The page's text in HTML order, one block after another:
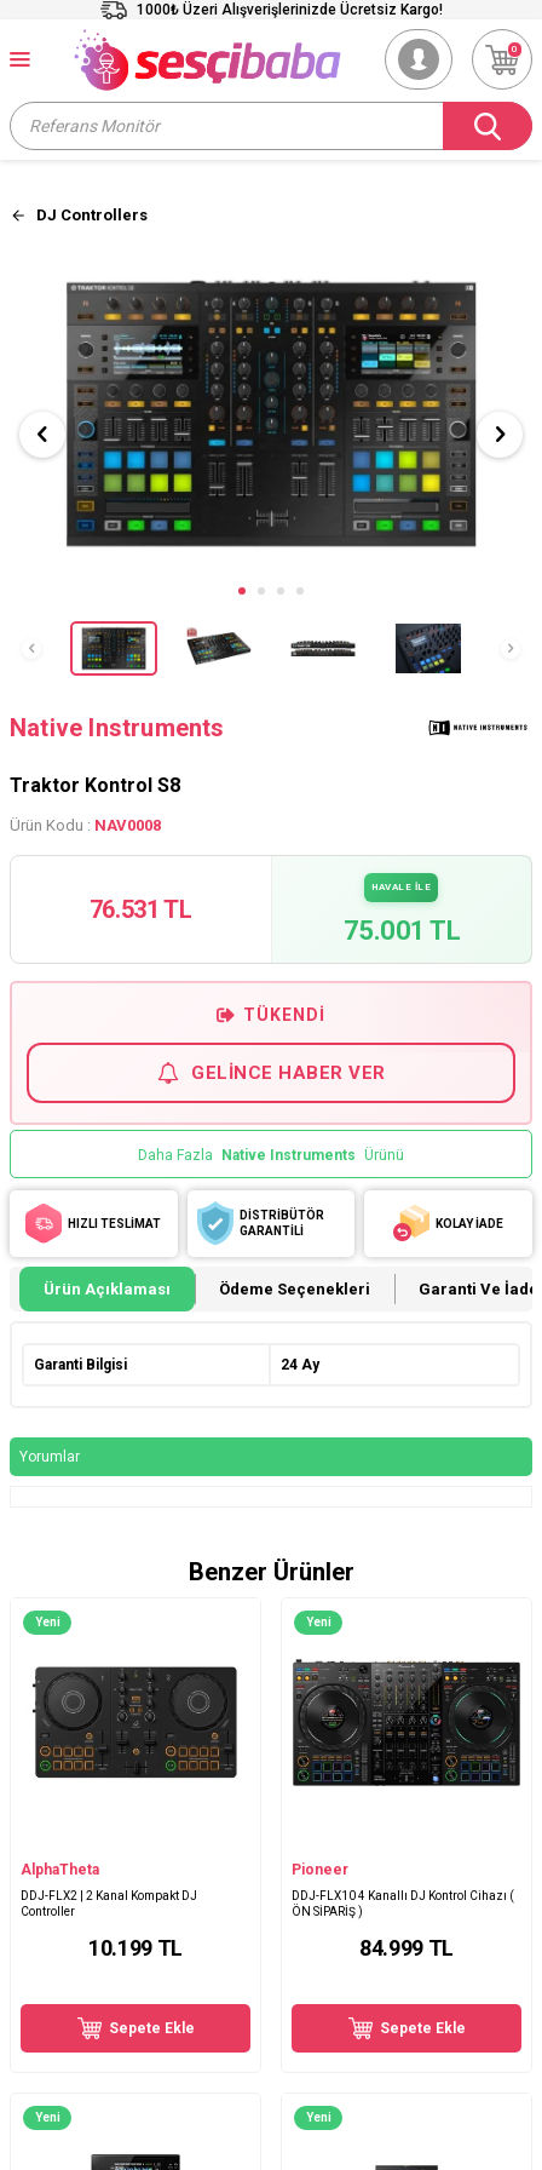
1000₺ Üzeri Alışverişlerinizde Ücretsiz Kargo!
0
DJ Controllers
Native Instruments
Traktor Kontrol S8
Ürün Kodu : NAV0008
76.531 TL
HAVALE İLE
75.001 TL
TÜKENDI
GELINCE HABER VER
Daha Fazla Native Instruments Ürünü
HIZLI TESLİMAT
DİSTRİBÜTÖR
GARANTİLİ
KOLAY İADE
Ürün Açıklaması Ödeme Seçenekleri Garanti Ve İade
Garanti Bilgisi 24 Ay
Yorumlar
Benzer Ürünler
Yeni
AlphaTheta
DDJ-FLX2 | 2 Kanal Kompakt DJ
Controller
10.199TL
Sepete Ekle
Yeni
Pioneer
DDJ-FLX10 4 Kanallı DJ Kontrol Cihazı (
ÖN SİPARİŞ )
84.999TL
Sepete Ekle
Yeni Yeni